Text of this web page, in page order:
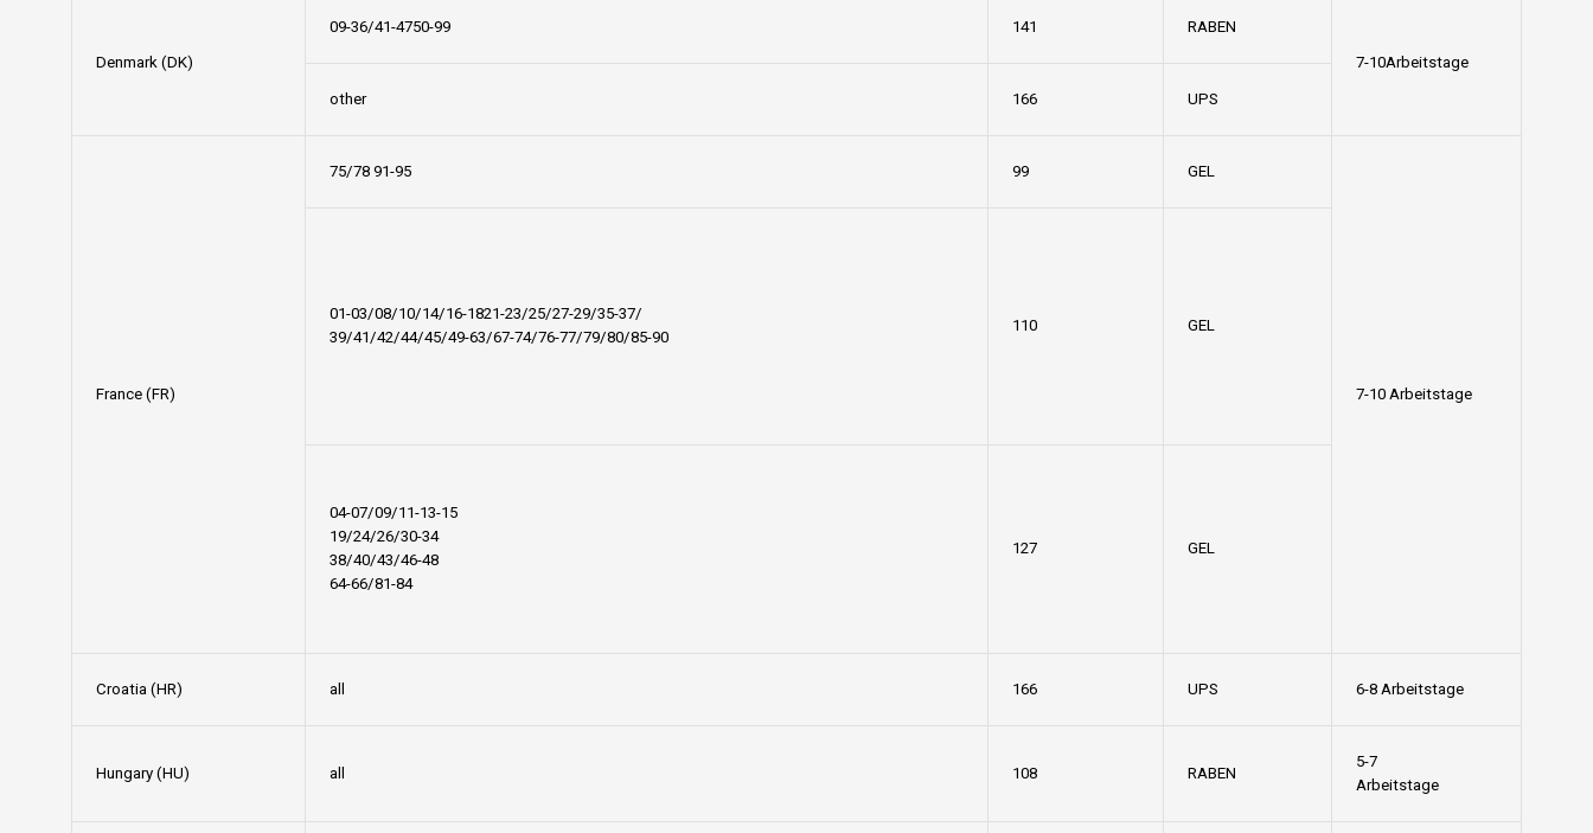
Denmark (DK)
09-36/41-4750-99 141
RABEN
7-10Arbeitstage
other 166 UPS
France (FR)
75/78 91-95 99 GEL
7-10 Arbeitstage
01-03/08/10/14/16-1821-23/25/27-29/35-37/
39/41/42/44/45/49-63/67-74/76-77/79/80/85-90
110 GEL
04-07/09/11-13-15
19/24/26/30-34
38/40/43/46-48
64-66/81-84
127 GEL
Croatia (HR) all 166 UPS 6-8 Arbeitstage
Hungary (HU) all 108 RABEN
5-7
Arbeitstage